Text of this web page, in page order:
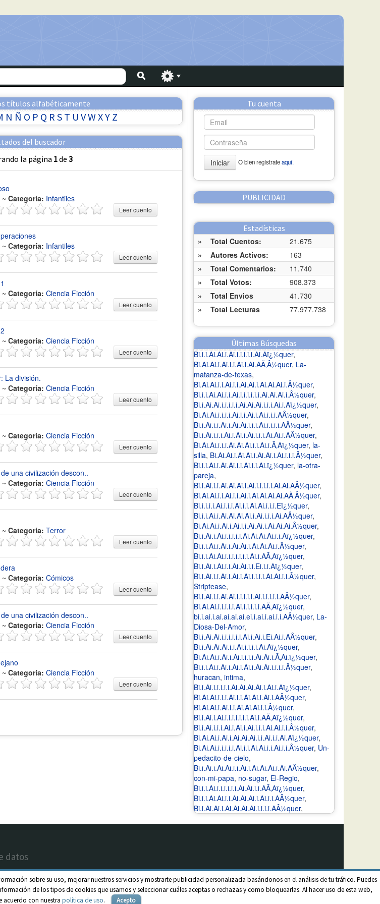
sobre su uso, mejorar nuestros servicios y mostrarte publicidad personalizada basándonos en el análisis de tu tráfico. Puedes
de los tipos de cookies que usamos y seleccionar cuáles aceptas o rechazas y como bloquearlas. Al hacer uso de esta web,
acuerdo con nuestra política de uso. Acepto
títulos alfabéticamente
N Ñ O P Q R S T U VWXY Z
del buscador
la página 1de 3
Categoría: Infantiles
Leer cuento
Categoría: Infantiles
Leer cuento
Categoría: Ciencia Ficción
Leer cuento
Categoría: Ciencia Ficción
Leer cuento
La división.
Categoría: Ciencia Ficción
Leer cuento
Categoría: Ciencia Ficción
Leer cuento
una civilización descon..
Categoría: Ciencia Ficción
Leer cuento
Categoría: Terror
Leer cuento
Categoría: Cómicos
Leer cuento
una civilización descon..
Categoría: Ciencia Ficción
Leer cuento
Categoría: Ciencia Ficción
Leer cuento
Tu cuenta
Iniciar O bien regístrateaquí.
PUBLICIDAD
Estadísticas
»
Total Cuentos:
21.675
»
Autores Activos:
163
»
Total Comentarios:
11.740
»
Total Votos:
908.373
»
Total Envios
41.730
»
Total Lecturas 77.977.738
Últimas Búsquedas
Bi.i.i.Ai.Ai.i.Ai.i.i.i.i.i.Ai.Aï¿½quer,
Bi.Ai.Ai.i.Ai.i.i.Ai.i.Ai.AÃ‚Â½quer, La-
matanza-de-texas,
Bi.Ai.Ai.i.i.Ai.i.i.Ai.Ai.i.Ai.Ai.Ai.i.Â½quer,
Bi.i.i.Ai.Ai.i.i.Ai.i.i.i.i.i.i.Ai.Ai.Ai.i.Â½quer,
Bi.i.Ai.Ai.i.i.i.i.i.Ai.Ai.Ai.i.i.i.Ai.i.Aï¿½quer,
Bi.Ai.Ai.i.i.i.i.Ai.i.i.Ai.i.Ai.i.i.i.AÂ½quer,
Bi.i.Ai.i.i.Ai.i.Ai.Ai.i.i.i.Ai.i.i.i.i.AÂ½quer,
Bi.i.Ai.i.i.i.Ai.i.Ai.i.Ai.i.i.i.Ai.Ai.i.AÂ½quer,
Bi.Ai.Ai.i.i.i.Ai.Ai.Ai.i.i.Ai.i.Ã‚Aï¿½quer, la-
silla, Bi.Ai.Ai.i.Ai.Ai.i.Ai.Ai.i.Ai.i.i.i.Â½quer,
Bi.i.i.Ai.i.Ai.Ai.i.i.Ai.i.i.Ai.ï¿½quer, la-otra-
pareja,
Bi.i.Ai.i.i.Ai.Ai.Ai.i.Ai.i.i.i.i.i.Ai.Ai.AÂ½quer,
Bi.Ai.Ai.i.i.Ai.i.i.Ai.i.Ai.Ai.Ai.Ai.AÃ‚Â½quer,
Bi.i.i.i.i.Ai.i.i.i.Ai.i.i.Ai.Ai.i.i.i.Eï¿½quer,
Bi.i.i.Ai.i.Ai.Ai.Ai.Ai.i.Ai.i.i.i.Ai.AÂ½quer,
Bi.Ai.Ai.i.Ai.i.Ai.i.i.Ai.Ai.i.Ai.Ai.Ai.Â½quer,
Bi.i.Ai.i.Ai.i.i.i.i.i.Ai.Ai.Ai.Ai.i.i.Aï¿½quer,
Bi.i.i.Ai.i.Ai.i.Ai.Ai.i.Ai.Ai.Ai.i.Â½quer,
Bi.i.i.Ai.Ai.i.i.i.i.i.i.i.Ai.i.AÃ‚Aï¿½quer,
Bi.i.Ai.i.Ai.i.i.Ai.Ai.i.i.Ei.i.i.Aï¿½quer,
Bi.i.Ai.i.i.Ai.i.Ai.i.Ai.i.i.i.i.Ai.Ai.i.i.Â½quer,
Striptease,
Bi.i.Ai.i.i.Ai.Ai.i.i.i.i.i.Ai.i.i.i.i.i.AÂ½quer,
Bi.Ai.Ai.i.i.i.i.i.Ai.i.i.i.i.i.AÃ‚Aï¿½quer,
bi.i.ai.i.ai.ai.ai.ai.ei.i.ai.i.ai.i.i.AÂ½quer, La-
Diosa-Del-Amor,
Bi.i.Ai.Ai.i.i.i.i.i.i.Ai.i.Ai.i.Ei.Ai.i.AÂ½quer,
Bi.i.Ai.Ai.Ai.i.i.Ai.i.i.i.i.Ai.Aï¿½quer,
Bi.Ai.Ai.i.Ai.i.Ai.i.i.i.i.Ai.Ai.i.Ã‚Ai.ï¿½quer,
Bi.i.i.Ai.i.Ai.i.Ai.i.Ai.i.Ai.Ai.i.i.i.i.Â½quer,
huracan, intima,
Bi.i.Ai.i.i.i.i.i.Ai.Ai.Ai.Ai.i.Ai.i.Aï¿½quer,
Bi.Ai.Ai.i.i.i.Ai.i.i.Ai.Ai.i.Ai.i.AÂ½quer,
Bi.Ai.Ai.i.Ai.i.i.Ai.Ai.Ai.i.i.Â½quer,
Bi.i.Ai.i.Ai.i.i.i.i.i.i.i.Ai.i.AÃ‚Aï¿½quer,
Bi.i.Ai.i.i.i.Ai.i.Ai.i.Ai.i.i.i.Ai.Ai.i.i.Â½quer,
Bi.Ai.Ai.i.Ai.i.Ai.Ai.Ai.i.i.Ai.i.i.Ai.Aï¿½quer,
Bi.Ai.Ai.i.i.i.i.i.Ai.i.i.Ai.Ai.i.i.Ai.i.i.Â½quer, Un-
pedacito-de-cielo,
Bi.i.Ai.i.Ai.Ai.i.i.Ai.i.Ai.Ai.Ai.i.Ai.AÂ½quer,
con-mi-papa, no-sugar, El-Regio,
Bi.i.i.Ai.i.i.i.i.i.i.Ai.Ai.i.i.AÃ‚Aï¿½quer,
Bi.i.i.Ai.Ai.i.i.Ai.Ai.Ai.i.Ai.i.i.AÂ½quer,
Bi.i.Ai.Ai.i.Ai.Ai.Ai.Ai.i.i.i.i.AÂ½quer,
datos